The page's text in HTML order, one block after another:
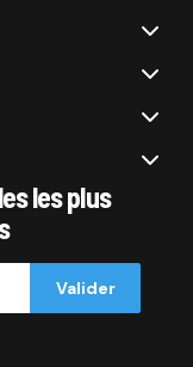
les plus
Valider